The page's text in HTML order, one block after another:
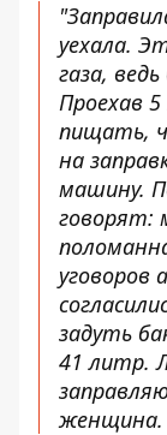
уехала.
газа,
Проехав
пищать,
на
машину.
говорят:
уговоров
задуть
41 литр.
женщина.